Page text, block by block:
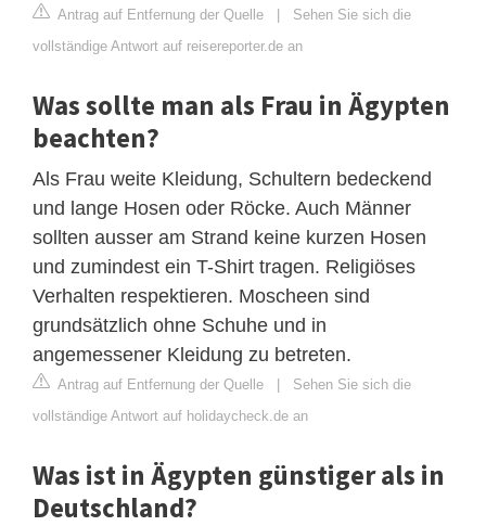
Antrag auf Entfernung der Quelle | Sehen Sie sich die
vollständige Antwort auf reisereporter.de an
Was sollte man als Frau in Ägypten
beachten?
Als Frau weite Kleidung, Schultern bedeckend
und lange Hosen oder Röcke. Auch Männer
sollten ausser am Strand keine kurzen Hosen
und zumindest ein T-Shirt tragen. Religiöses
Verhalten respektieren. Moscheen sind
grundsätzlich ohne Schuhe und in
angemessener Kleidung zu betreten.
Antrag auf Entfernung der Quelle | Sehen Sie sich die
vollständige Antwort auf holidaycheck.de an
Was ist in Ägypten günstiger als in
Deutschland?